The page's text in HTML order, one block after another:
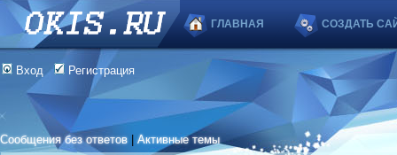
ГЛАВНАЯ СОЗДАТЬ
Вход Регистрация
Сообщения без ответов |Активные темы